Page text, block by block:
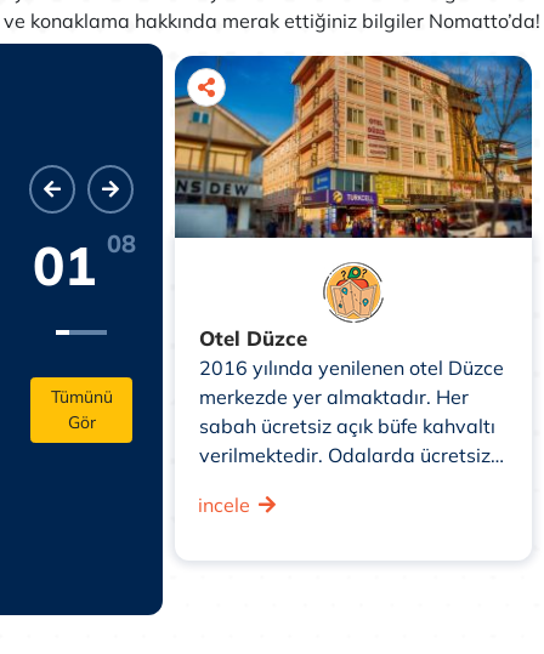
ve konaklama hakkında merak ettiğiniz bilgiler Nomatto’da!
01 08
Tümünü
Gör
ve köy
isteyenler
Otel Düzce
2016 yılında yenilenen otel Düzce
merkezde yer almaktadır. Her
sabah ücretsiz açık büfe kahvaltı
verilmektedir. Odalarda ücretsiz
buzdolabı bulunmaktadır.
incele